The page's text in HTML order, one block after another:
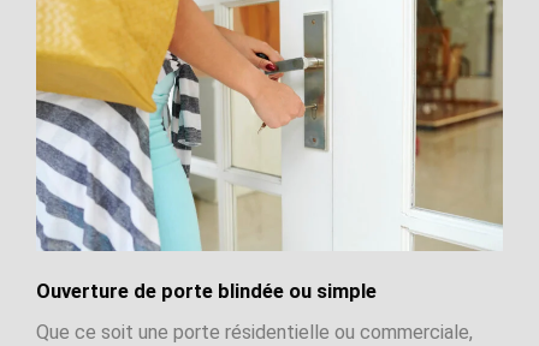
Ouverture de porte blindée ou simple
Que ce soit une porte résidentielle ou commerciale,